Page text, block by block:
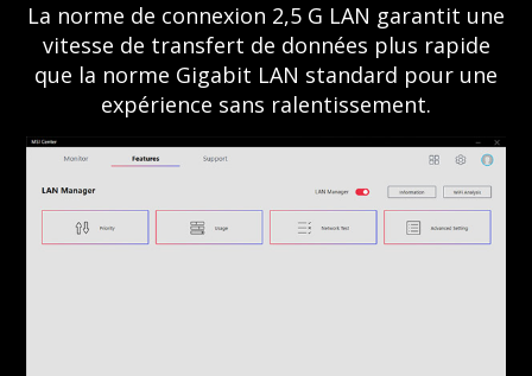
La norme de connexion 2,5 G LAN garantit une
vitesse de transfert de données plus rapide
que la norme Gigabit LAN standard pour une
expérience sans ralentissement.